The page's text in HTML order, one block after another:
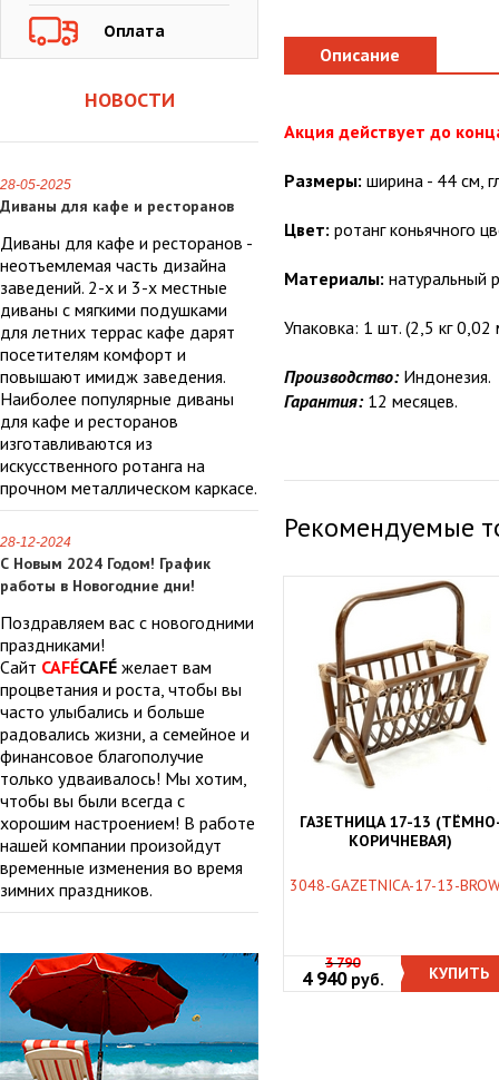
Оплата
НОВОСТИ
28-05-2025
Диваны для кафе и ресторанов
Диваны для кафе и ресторанов -
неотъемлемая часть дизайна
заведений. 2-х и 3-х местные
диваны с мягкими подушками
для летних террас кафе дарят
посетителям комфорт и
повышают имидж заведения.
Наиболее популярные диваны
для кафе и ресторанов
изготавливаются из
искусственного ротанга на
прочном металлическом каркасе.
28-12-2024
С Новым 2024 Годом! График
работы в Новогодние дни!
Поздравляем вас с новогодними
праздниками!
Сайт CAFÉCAFÉ желает вам
процветания и роста, чтобы вы
часто улыбались и больше
радовались жизни, а семейное и
финансовое благополучие
только удваивалось! Мы хотим,
чтобы вы были всегда с
хорошим настроением! В работе
нашей компании произойдут
временные изменения во время
зимних праздников.
Описание
Акция действует до
Размеры: ширина - 44 см,
Цвет: ротанг коньячного
Материалы: натуральный
Упаковка: 1 шт. (2,5 кг 0,02
Производство:Индонезия.
Гарантия:12 месяцев.
Рекомендуемые
ГАЗЕТНИЦА 17-13
КОРИЧНЕВАЯ)
3048-GAZETNICA-17-13-
3 790
4 940 руб. КУПИТЬ